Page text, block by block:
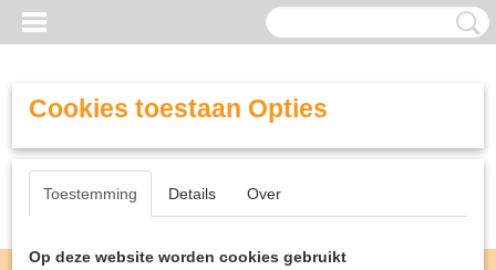
Cookies toestaan Opties
Toestemming Details Over
Op deze website worden cookies gebruikt